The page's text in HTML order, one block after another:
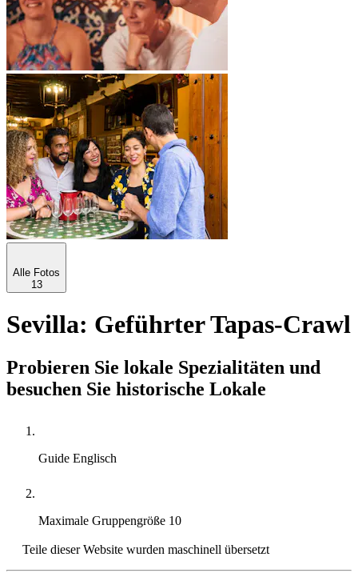
Alle Fotos
13
Sevilla: Geführter Tapas-Crawl
Probieren Sie lokale Spezialitäten und
besuchen Sie historische Lokale
Guide Englisch
Maximale Gruppengröße 10
Teile dieser Website wurden maschinell übersetzt